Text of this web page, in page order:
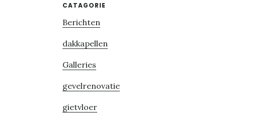
Primary
Sidebar
CATAGORIE
Berichten
dakkapellen
Galleries
gevelrenovatie
gietvloer